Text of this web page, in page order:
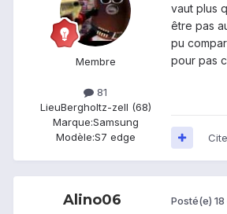
Membre
81
LieuBergholtz-zell (68)
Marque:Samsung
Modèle:S7 edge
vaut plus
être pas
pu
pour pas
Alino06 Posté(e)